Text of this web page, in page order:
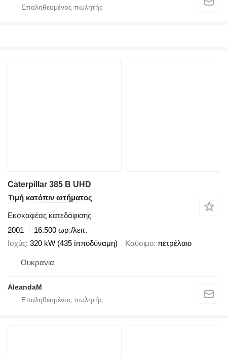
Caterpillar 385 B UHD
Τιμή κατόπιν αιτήματος
Εκσκαφέας κατεδάφισης
2001
16.500 ωρ./λειτ.
Ισχύς 320 kW (435 ίπποδύναμη) Καύσιμο πετρέλαιο
Ουκρανία
AleandaM